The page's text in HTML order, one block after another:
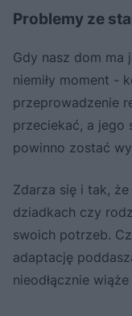
Problemy ze
Gdy nasz dom ma
niemiły moment -
przeprowadzenie
przeciekać, a jego
powinno zostać
Zdarza się i tak,
dziadkach czy
swoich potrzeb.
adaptację
nieodłącznie